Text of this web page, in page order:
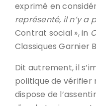
exprimé en
représenté, il n’y a
Contrat social », in
Classiques Garnier
Dit autrement, il
politique de vérifier
dispose de